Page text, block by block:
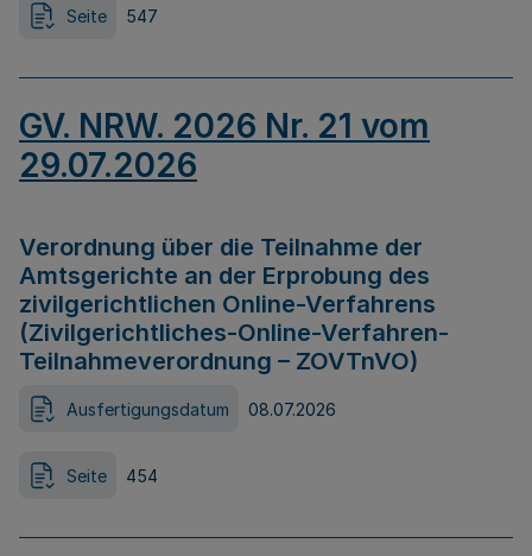
Seite 547
GV. NRW. 2026 Nr. 21 vom
29.07.2026
Verordnung über die Teilnahme der
Amtsgerichte an der Erprobung des
zivilgerichtlichen Online-Verfahrens
(Zivilgerichtliches-Online-Verfahren-
Teilnahmeverordnung – ZOVTnVO)
Ausfertigungsdatum 08.07.2026
Seite 454